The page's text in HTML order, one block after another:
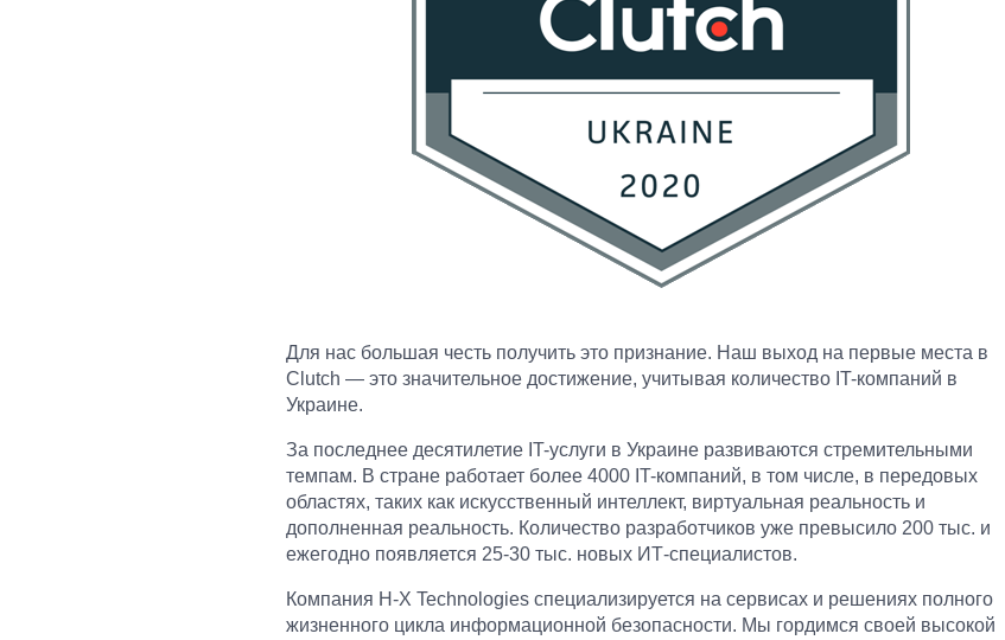
Для нас большая честь получить это признание. Наш выход на первые места в
Clutch — это значительное достижение, учитывая количество IT-компаний в
Украине.
За последнее десятилетие IT-услуги в Украине развиваются стремительными
темпам. В стране работает более 4000 IT-компаний, в том числе, в передовых
областях, таких как искусственный интеллект, виртуальная реальность и
дополненная реальность. Количество разработчиков уже превысило 200 тыс. и
ежегодно появляется 25-30 тыс. новых ИТ-специалистов.
Компания H-X Technologies специализируется на сервисах и решениях полного
жизненного цикла информационной безопасности. Мы гордимся своей высокой